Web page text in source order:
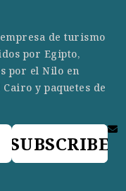
de turismo
por Egipto,
por el Nilo en
y paquetes de
SUBSCRIBE